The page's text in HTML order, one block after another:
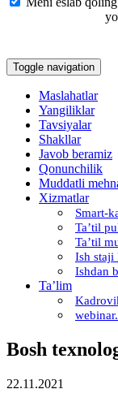
Toggle navigation
Maslahatlar
Yangiliklar
Tavsiyalar
Shakllar
Javob beramiz
Qonunchilik
Muddatli
Xizmatlar
Smart-
Ta’til
Ta’til
Ish staji
Ishdan
Ta’lim
Bosh
22.11.2021